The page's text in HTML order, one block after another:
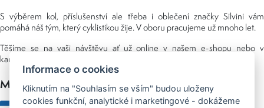
S výběrem kol, příslušenství ale třeba i oblečení značky Silvini vám
pomáhá náš tým, který cyklistikou žije. V oboru pracujeme už mnoho let.
Těšíme se na vaši návštěvu ať už online v našem e-shopu nebo v
kamenné prodejně, kterou najdete v NS (nákupní středisko) URAN.
Možnosti platby
Informace o cookies
Kliknutím na "Souhlasím se vším" budou uloženy
cookies funkční, analytické i marketingové - dokážeme